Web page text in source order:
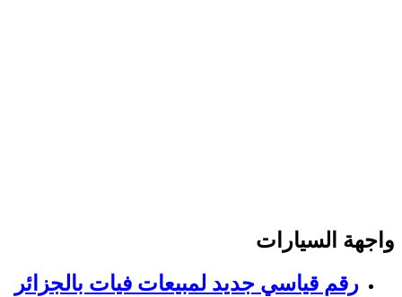
واجهة السيارات
رقم قياسي جديد لمبيعات فيات بالجزائر